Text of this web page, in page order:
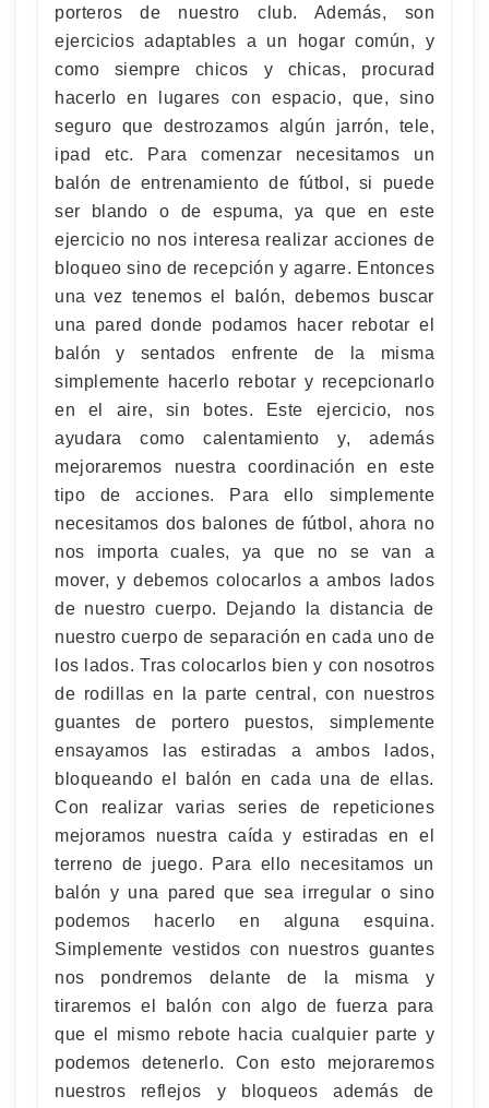
porteros de nuestro club. Además, son
ejercicios adaptables a un hogar común, y
como siempre chicos y chicas, procurad
hacerlo en lugares con espacio, que, sino
seguro que destrozamos algún jarrón, tele,
ipad etc. Para comenzar necesitamos un
balón de entrenamiento de fútbol, si puede
ser blando o de espuma, ya que en este
ejercicio no nos interesa realizar acciones de
bloqueo sino de recepción y agarre. Entonces
una vez tenemos el balón, debemos buscar
una pared donde podamos hacer rebotar el
balón y sentados enfrente de la misma
simplemente hacerlo rebotar y recepcionarlo
en el aire, sin botes. Este ejercicio, nos
ayudara como calentamiento y, además
mejoraremos nuestra coordinación en este
tipo de acciones. Para ello simplemente
necesitamos dos balones de fútbol, ahora no
nos importa cuales, ya que no se van a
mover, y debemos colocarlos a ambos lados
de nuestro cuerpo. Dejando la distancia de
nuestro cuerpo de separación en cada uno de
los lados. Tras colocarlos bien y con nosotros
de rodillas en la parte central, con nuestros
guantes de portero puestos, simplemente
ensayamos las estiradas a ambos lados,
bloqueando el balón en cada una de ellas.
Con realizar varias series de repeticiones
mejoramos nuestra caída y estiradas en el
terreno de juego. Para ello necesitamos un
balón y una pared que sea irregular o sino
podemos hacerlo en alguna esquina.
Simplemente vestidos con nuestros guantes
nos pondremos delante de la misma y
tiraremos el balón con algo de fuerza para
que el mismo rebote hacia cualquier parte y
podemos detenerlo. Con esto mejoraremos
nuestros reflejos y bloqueos además de